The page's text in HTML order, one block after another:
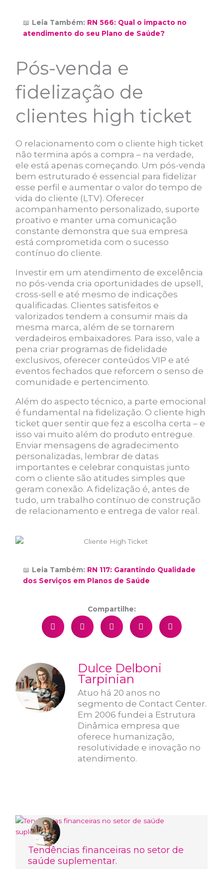
📖 Leia Também: RN 566: Qual o impacto no
atendimento do seu Plano de Saúde?
Pós-venda e
fidelização de
clientes high ticket
O relacionamento com o cliente high ticket
não termina após a compra – na verdade,
ele está apenas começando. Um pós-venda
bem estruturado é essencial para fidelizar
esse perfil e aumentar o valor do tempo de
vida do cliente (LTV). Oferecer
acompanhamento personalizado, suporte
proativo e manter uma comunicação
constante demonstra que sua empresa
está comprometida com o sucesso
contínuo do cliente.
Investir em um atendimento de excelência
no pós-venda cria oportunidades de upsell,
cross-sell e até mesmo de indicações
qualificadas. Clientes satisfeitos e
valorizados tendem a consumir mais da
mesma marca, além de se tornarem
verdadeiros embaixadores. Para isso, vale a
pena criar programas de fidelidade
exclusivos, oferecer conteúdos VIP e até
eventos fechados que reforcem o senso de
comunidade e pertencimento.
Além do aspecto técnico, a parte emocional
é fundamental na fidelização. O cliente high
ticket quer sentir que fez a escolha certa – e
isso vai muito além do produto entregue.
Enviar mensagens de agradecimento
personalizadas, lembrar de datas
importantes e celebrar conquistas junto
com o cliente são atitudes simples que
geram conexão. A fidelização é, antes de
tudo, um trabalho contínuo de construção
de relacionamento e entrega de valor real.
📖 Leia Também: RN 117: Garantindo Qualidade
dos Serviços em Planos de Saúde
Compartilhe:
Dulce Delboni
Tarpinian
Atuo há 20 anos no
segmento de Contact Center.
Em 2006 fundei a Estrutura
Dinâmica empresa que
oferece humanização,
resolutividade e inovação no
atendimento.
Tendências financeiras no setor de
saúde suplementar.